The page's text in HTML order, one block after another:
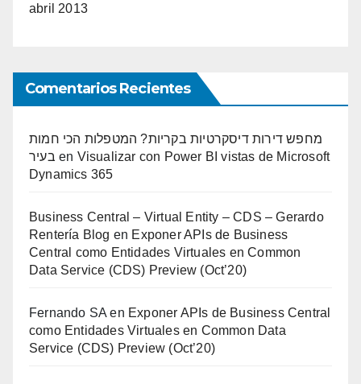
abril 2013
Comentarios Recientes
מחפש דירות דיסקרטיות בקריות? המטפלות הכי חמות
בעיר en Visualizar con Power BI vistas de Microsoft
Dynamics 365
Business Central – Virtual Entity – CDS – Gerardo
Rentería Blog en Exponer APIs de Business
Central como Entidades Virtuales en Common
Data Service (CDS) Preview (Oct’20)
Fernando SA en Exponer APIs de Business Central
como Entidades Virtuales en Common Data
Service (CDS) Preview (Oct’20)